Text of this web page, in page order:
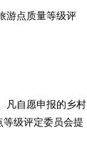
游点质量等级评
凡自愿申报的乡村
级评定委员会提